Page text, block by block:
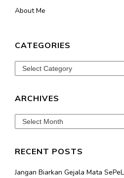
About Me
CATEGORIES
Categories
ARCHIVES
Archives
RECENT POSTS
Jangan Biarkan Gejala Mata